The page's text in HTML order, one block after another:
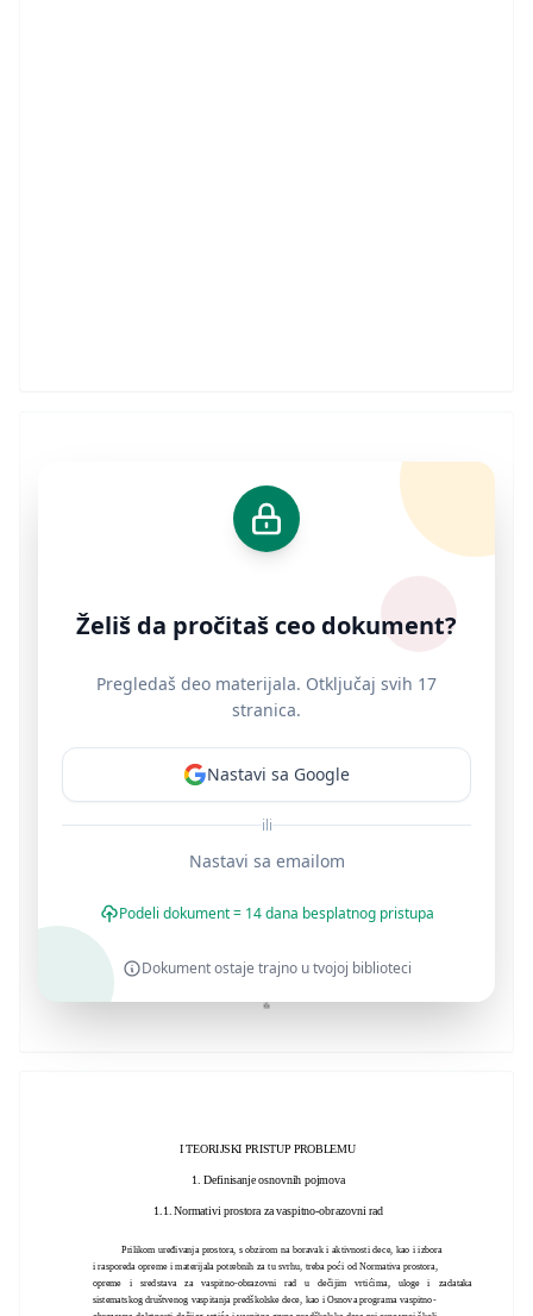
I TEORIJSKI PRISTUP PROBLEMU
1. Definisanje osnovnih pojmova
1.1. Normativi prostora za vaspitno-obrazovni rad
Prilikom uređivanja prostora, s obzirom na boravak i aktivnosti dece, kao i izbora
i rasporeda opreme i materijala potrebnih za tu svrhu, treba poći od Normativa prostora,
opreme i sredstava za vaspitno-obrazovni rad u dečijim vrtićima, uloge i zadataka
sistematskog društvenog vaspitanja predškolske dece, kao i Osnova programa vaspitno-
Želiš da pročitaš ceo dokument?
Pregledaš deo materijala. Otključaj svih 17
stranica.
Nastavi sa Google
ili
Nastavi sa emailom
Podeli dokument = 14 dana besplatnog pristupa
Dokument ostaje trajno u tvojoj biblioteci